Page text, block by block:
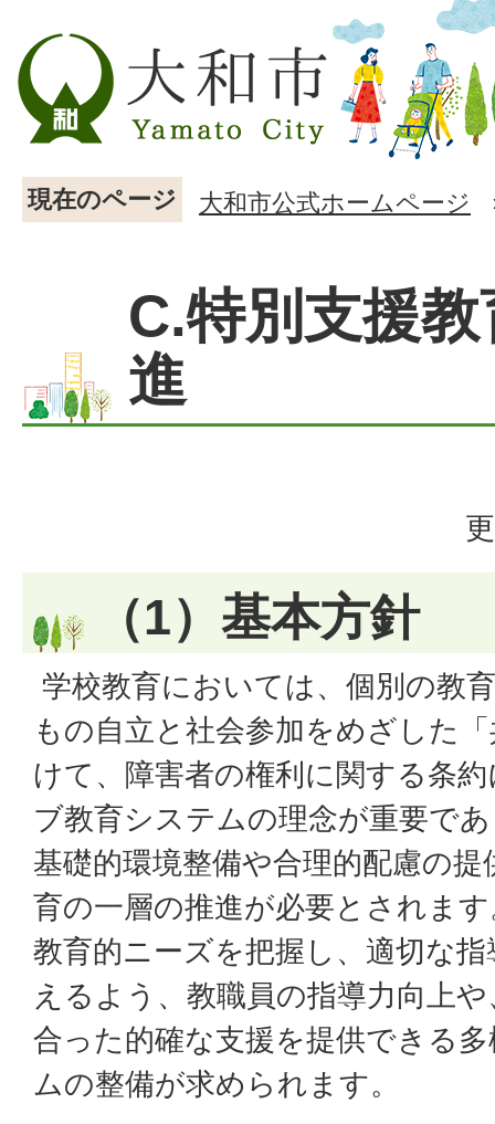
現在のページ 大和市公式ホームページ
C.特別支援
進
（1）基本方針
学校教育においては、個別の教
もの自立と社会参加をめざした
けて、障害者の権利に関する条
ブ教育システムの理念が重要で
基礎的環境整備や合理的配慮の
育の一層の推進が必要とされま
教育的ニーズを把握し、適切な
えるよう、教職員の指導力向上
合った的確な支援を提供できる
ムの整備が求められます。